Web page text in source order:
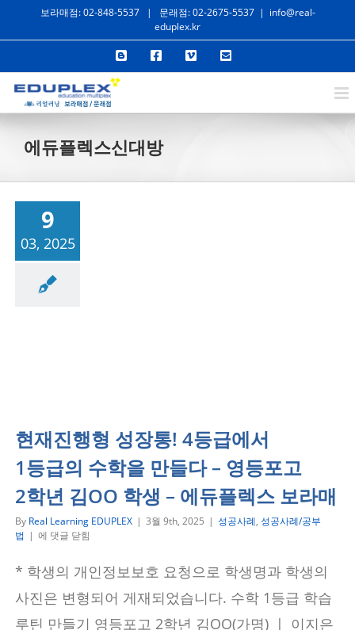
텐
건
보라매점: 02-848-5537| 문래점: 02-2675-5537 | info@real-
eduplex.kr
BloggerFacebookVimeo이
에듀플렉스신대방
9
03, 2025
현재진행형 성장통! 4등급에서
1등급의 수학을 만들다 – 영등포고
2학년 김OO 학생 – 에듀플렉스 보라매
By Real Learning EDUPLEX | 3월 9th, 2025 | 성공사례, 성공사례/공부
법 | 현
진
행
형
성
장
에 댓글 닫힘
* 학생의 개인정보보호 요청으로 학생명과 학생의
사진은 변형되어 게재되었습니다. 수학 1등급 학습
루틴 만들기 영등포고 2학년 김OO(가명) ㅣ 이지은